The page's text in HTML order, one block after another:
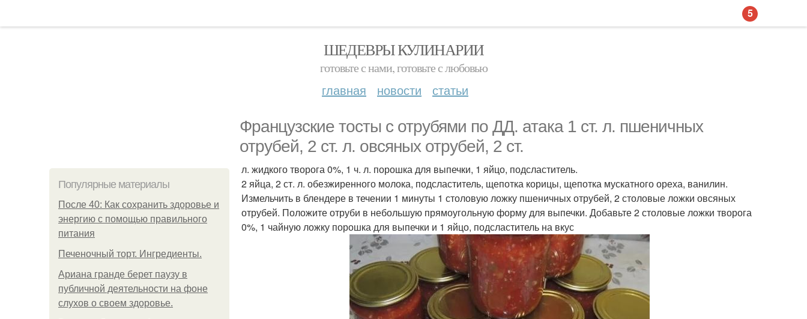
ШЕДЕВРЫ КУЛИНАРИИ
готовьте с нами, готовьте с любовью
главная новости статьи
Французские тосты c отрубями по ДД. атака 1 ст. л. пшеничных
отрубей, 2 ст. л. овсяных отрубей, 2 ст.
Популярные материалы
После 40: Как сохранить здоровье и
энергию с помощью правильного
питания
Печеночный торт. Ингредиенты.
Ариана гранде берет паузу в
публичной деятельности на фоне
слухов о своем здоровье.
л. жидкого творога 0%, 1 ч. л. порошка для выпечки, 1 яйцо, подсластитель.
2 яйца, 2 ст. л. обезжиренного молока, подсластитель, щепотка корицы, щепотка мускатного ореха, ванилин.
Измельчить в блендере в течении 1 минуты 1 столовую ложку пшеничных отрубей, 2 столовые ложки овсяных
отрубей. Положите отруби в небольшую прямоугольную форму для выпечки. Добавьте 2 столовые ложки творога
0%, 1 чайную ложку порошка для выпечки и 1 яйцо, подсластитель на вкус
5